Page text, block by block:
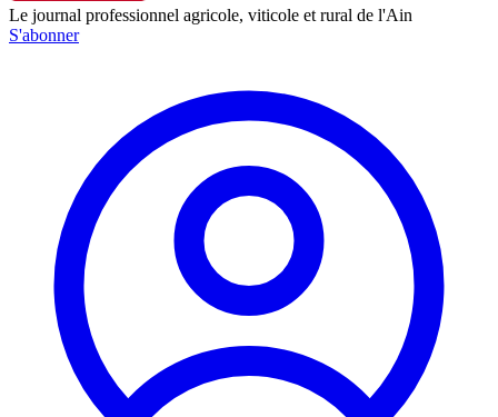
Le journal professionnel agricole, viticole et rural de l'Ain
S'abonner